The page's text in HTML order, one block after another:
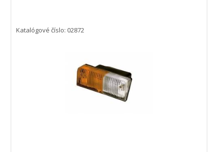
Katalógové číslo: 02872